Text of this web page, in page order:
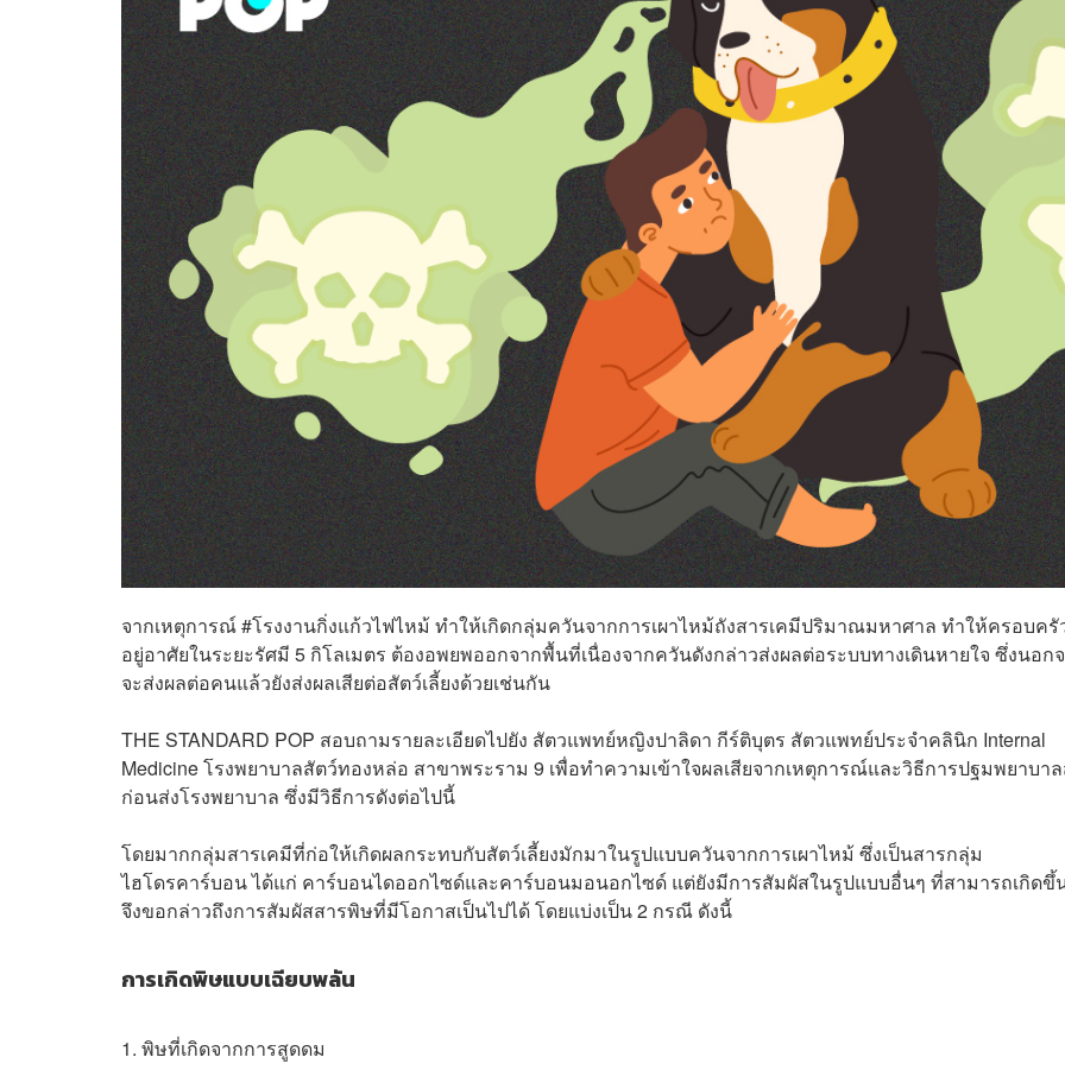
จากเหตุการณ์ #โรงงานกิ่งแก้วไฟไหม้ ทำให้เกิดกลุ่มควันจากการเผาไหม้ถังสารเคมีปริมาณมหาศาล ทำให้ครอบครั
อยู่อาศัยในระยะรัศมี 5 กิโลเมตร ต้องอพยพออกจากพื้นที่เนื่องจากควันดังกล่าวส่งผลต่อระบบทางเดินหายใจ ซึ่งนอก
จะส่งผลต่อคนแล้วยังส่งผลเสียต่อสัตว์เลี้ยงด้วยเช่นกัน
THE STANDARD POP สอบถามรายละเอียดไปยัง สัตวแพทย์หญิงปาลิดา กีร์ติบุตร สัตวแพทย์ประจำคลินิก Internal
Medicine โรงพยาบาลสัตว์ทองหล่อ สาขาพระราม 9 เพื่อทำความเข้าใจผลเสียจากเหตุการณ์และวิธีการปฐมพยาบา
ก่อนส่งโรงพยาบาล ซึ่งมีวิธีการดังต่อไปนี้
โดยมากกลุ่มสารเคมีที่ก่อให้เกิดผลกระทบกับสัตว์เลี้ยงมักมาในรูปแบบควันจากการเผาไหม้ ซึ่งเป็นสารกลุ่ม
ไฮโดรคาร์บอน ได้แก่ คาร์บอนไดออกไซด์และคาร์บอนมอนอกไซด์ แต่ยังมีการสัมผัสในรูปแบบอื่นๆ ที่สามารถเกิดขึ้
จึงขอกล่าวถึงการสัมผัสสารพิษที่มีโอกาสเป็นไปได้ โดยแบ่งเป็น 2 กรณี ดังนี้
การเกิดพิษแบบเฉียบพลัน
1. พิษที่เกิดจากการสูดดม